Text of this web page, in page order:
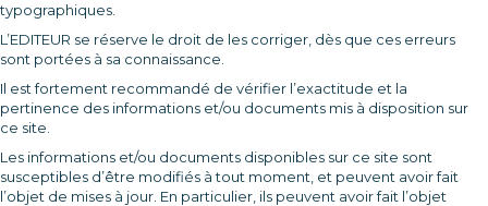
typographiques.
L’EDITEUR se réserve le droit de les corriger, dès que ces erreurs
sont portées à sa connaissance.
Il est fortement recommandé de vérifier l’exactitude et la
pertinence des informations et/ou documents mis à disposition sur
ce site.
Les informations et/ou documents disponibles sur ce site sont
susceptibles d’être modifiés à tout moment, et peuvent avoir fait
l’objet de mises à jour. En particulier, ils peuvent avoir fait l’objet